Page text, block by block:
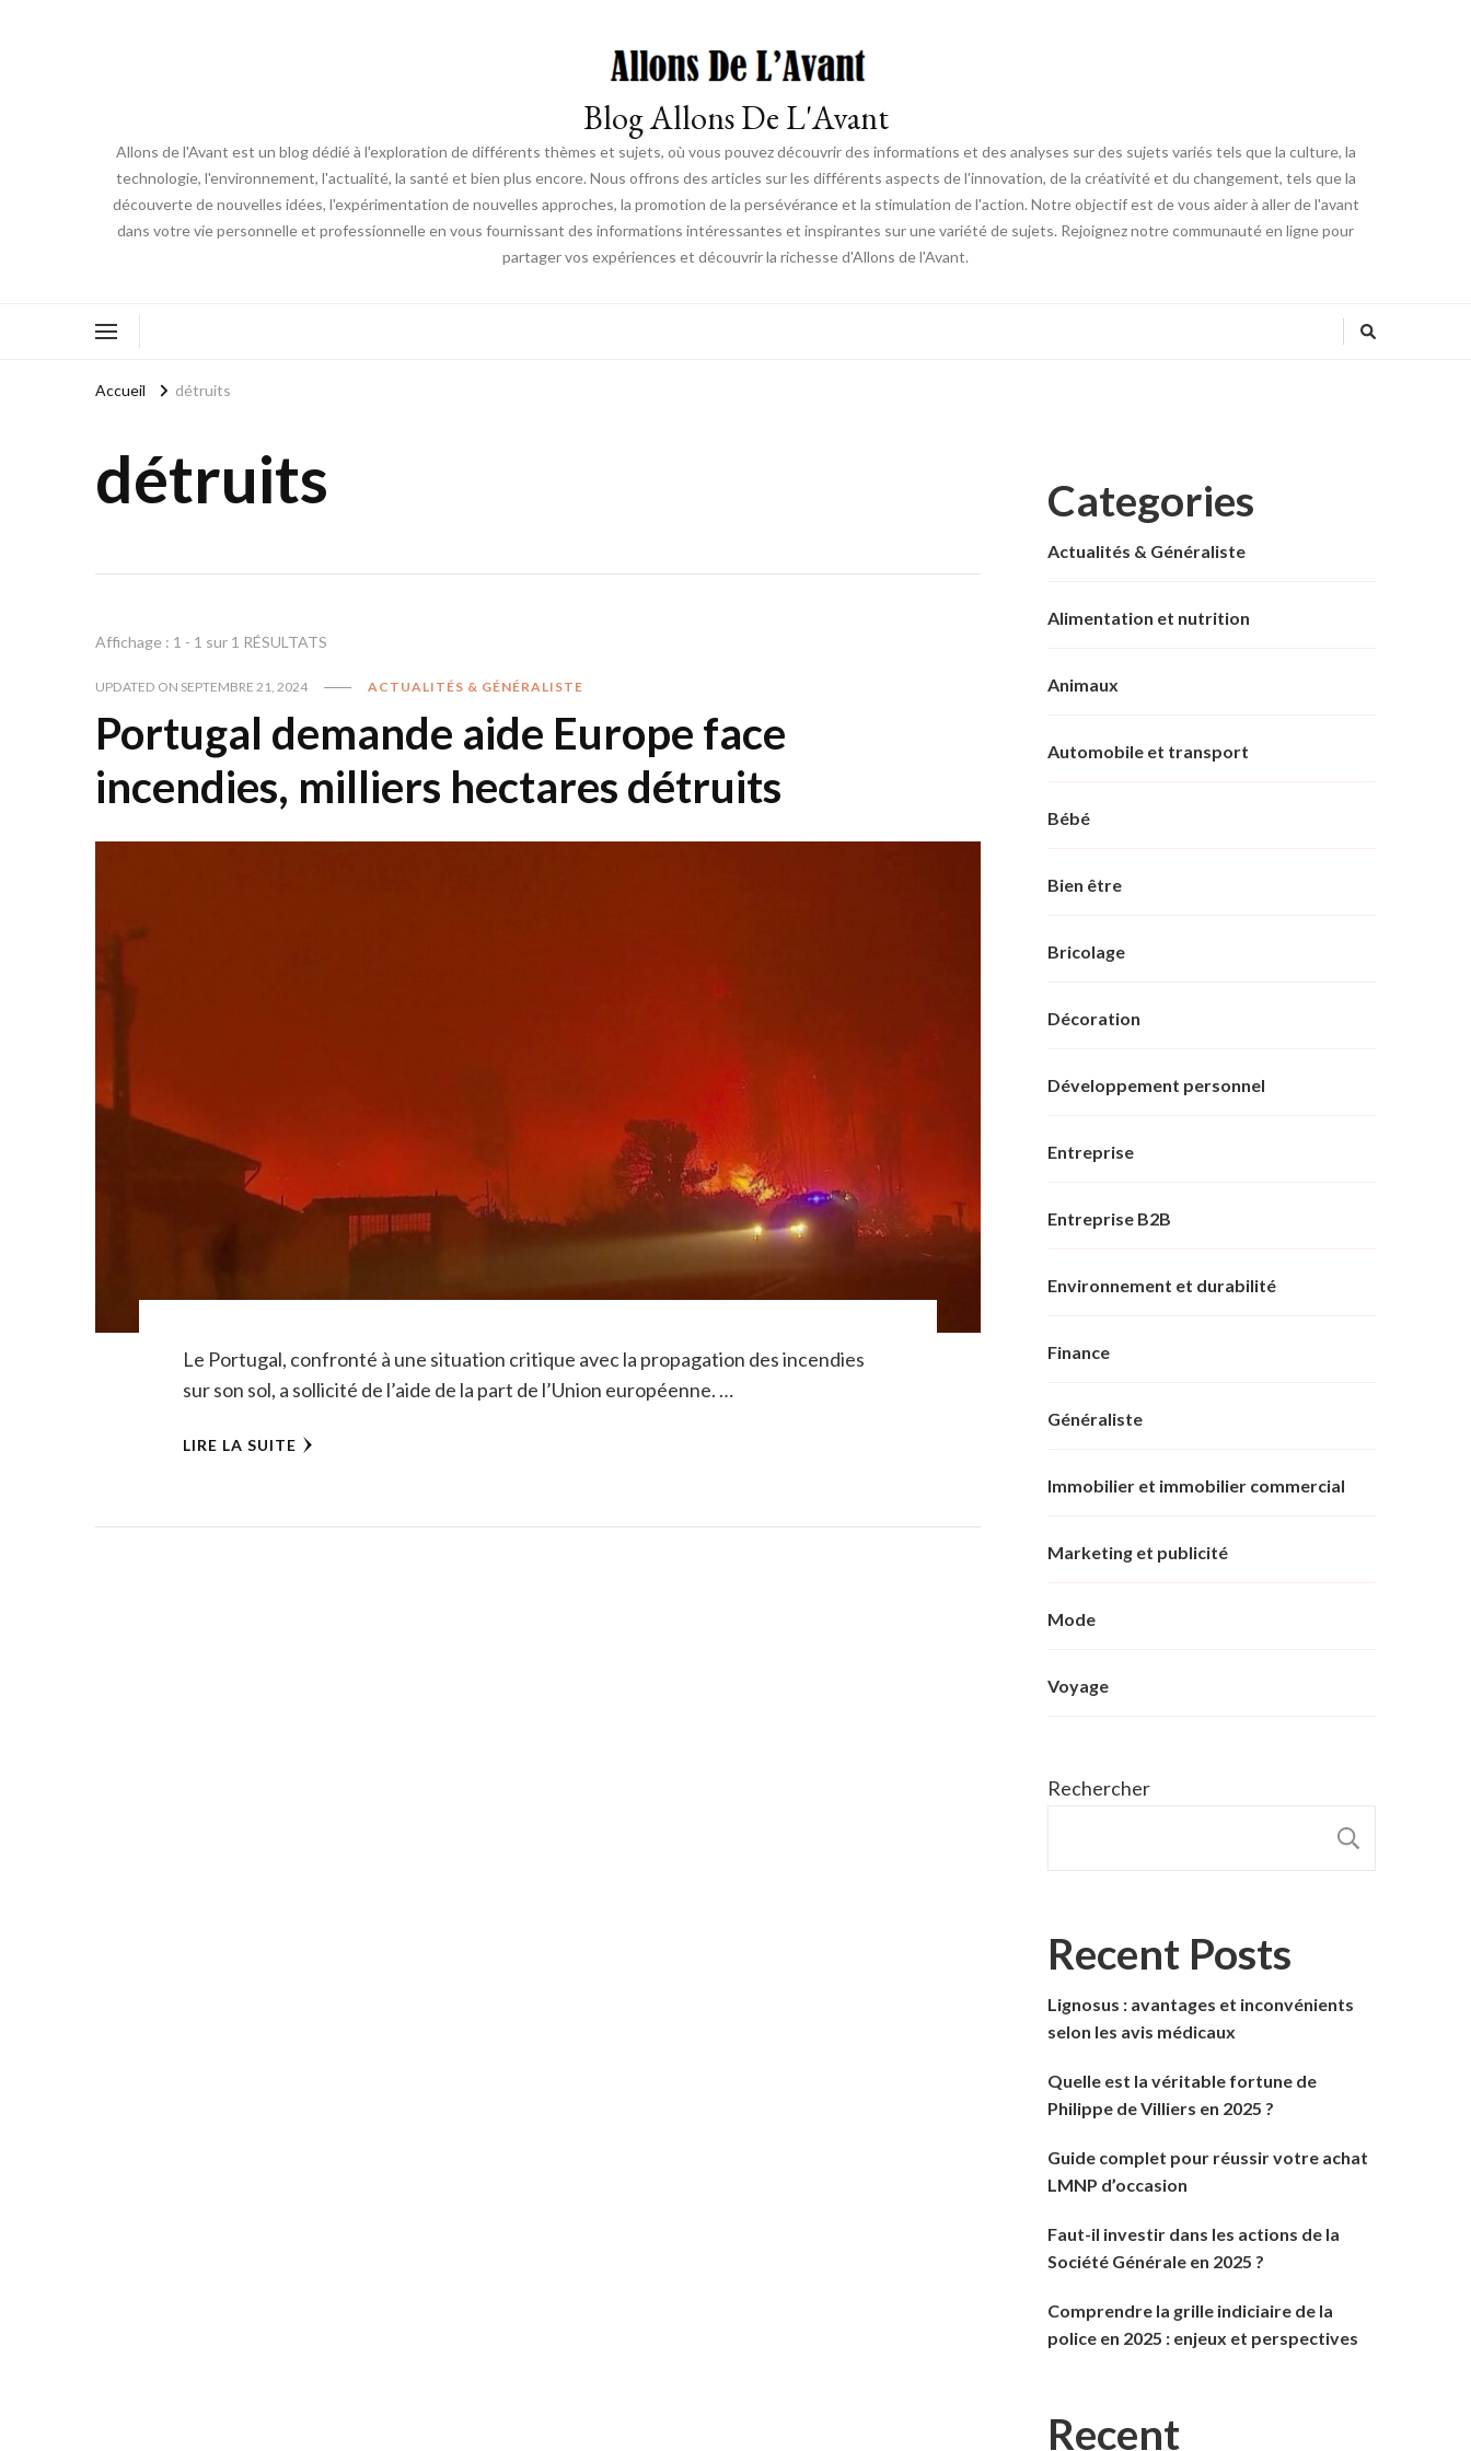
Blog Allons De L'Avant
Allons de l'Avant est un blog dédié à l'exploration de différents thèmes et sujets, où vous pouvez découvrir des informations et des analyses sur des sujets variés tels que la culture, la
technologie, l'environnement, l'actualité, la santé et bien plus encore. Nous offrons des articles sur les différents aspects de l'innovation, de la créativité et du changement, tels que la
découverte de nouvelles idées, l'expérimentation de nouvelles approches, la promotion de la persévérance et la stimulation de l'action. Notre objectif est de vous aider à aller de l'avant
dans votre vie personnelle et professionnelle en vous fournissant des informations intéressantes et inspirantes sur une variété de sujets. Rejoignez notre communauté en ligne pour
partager vos expériences et découvrir la richesse d'Allons de l'Avant.
Accueil détruits
détruits
Affichage : 1 - 1 sur 1 RÉSULTATS
UPDATED ON SEPTEMBRE 21, 2024 ACTUALITÉS & GÉNÉRALISTE
Portugal demande aide Europe face
incendies, milliers hectares détruits
Le Portugal, confronté à une situation critique avec la propagation des incendies
sur son sol, a sollicité de l’aide de la part de l’Union européenne. …
LIRE LA SUITE
Categories
Actualités & Généraliste
Alimentation et nutrition
Animaux
Automobile et transport
Bébé
Bien être
Bricolage
Décoration
Développement personnel
Entreprise
Entreprise B2B
Environnement et durabilité
Finance
Généraliste
Immobilier et immobilier commercial
Marketing et publicité
Mode
Voyage
Rechercher
Recent Posts
Lignosus : avantages et inconvénients
selon les avis médicaux
Quelle est la véritable fortune de
Philippe de Villiers en 2025 ?
Guide complet pour réussir votre achat
LMNP d’occasion
Faut-il investir dans les actions de la
Société Générale en 2025 ?
Comprendre la grille indiciaire de la
police en 2025 : enjeux et perspectives
Recent